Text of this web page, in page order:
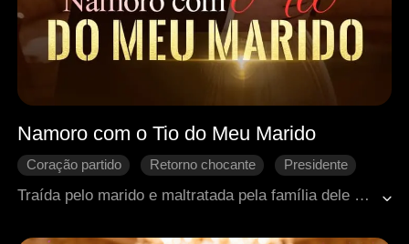
Namoro com o Tio do Meu Marido
Coração partido Retorno chocante
Presidente
Impostor
Traída pelo marido e maltratada pela família dele por anos, Kayla põe fim a um casamento de fachada ao descobrir uma grave traição financeira. Determinada a recomeçar, ela entra no Grupo Newton e chama a atenção do CEO Archie. Após ser incriminada e abandonada, é salva por Jeremy, tio de seu ex-marido. Entre perigos, mentiras e uma gravidez secreta, Kayla luta para recuperar a empresa da mãe, enquanto um amor intenso e arriscado começa a surgir.